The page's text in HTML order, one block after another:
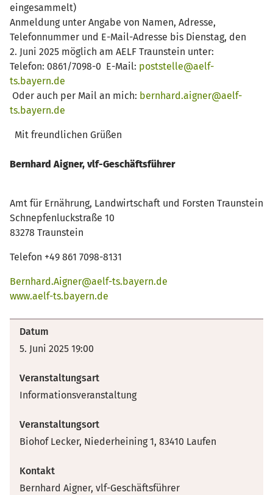
eingesammelt)
Anmeldung unter Angabe von Namen, Adresse,
Telefonnummer und E-Mail-Adresse bis Dienstag, den
2. Juni 2025 möglich am AELF Traunstein unter:
Telefon: 0861/7098-0 E-Mail: poststelle@aelf-
ts.bayern.de
Oder auch per Mail an mich: bernhard.aigner@aelf-
ts.bayern.de
Mit freundlichen Grüßen
Bernhard Aigner, vlf-Geschäftsführer
Amt für Ernährung, Landwirtschaft und Forsten Traunstein
Schnepfenluckstraße 10
83278 Traunstein
Telefon +49 861 7098-8131
Bernhard.Aigner@aelf-ts.bayern.de
www.aelf-ts.bayern.de
Datum
5. Juni 2025 19:00
Veranstaltungsart
Informationsveranstaltung
Veranstaltungsort
Biohof Lecker, Niederheining 1, 83410 Laufen
Kontakt
Bernhard Aigner, vlf-Geschäftsführer